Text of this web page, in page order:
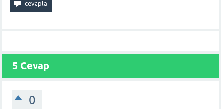
5 Cevap
0